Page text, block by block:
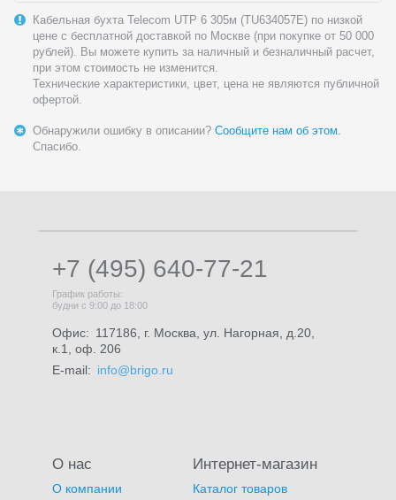
Кабельная бухта Telecom UTP 6 305м (TU634057E) по низкой
цене с бесплатной доставкой по Москве (при покупке от 50 000
рублей). Вы можете купить за наличный и безналичный расчет,
при этом стоимость не изменится.
Технические характеристики, цвет, цена не являются публичной
офертой.
Обнаружили ошибку в описании? Сообщите нам об этом.
Спасибо.
+7 (495) 640-77-21
График работы:
будни с 9:00 до 18:00
Офис: 117186, г. Москва, ул. Нагорная, д.20,
к.1, оф. 206
E-mail: info@brigo.ru
О нас
О компании
Интернет-магазин
Каталог товаров